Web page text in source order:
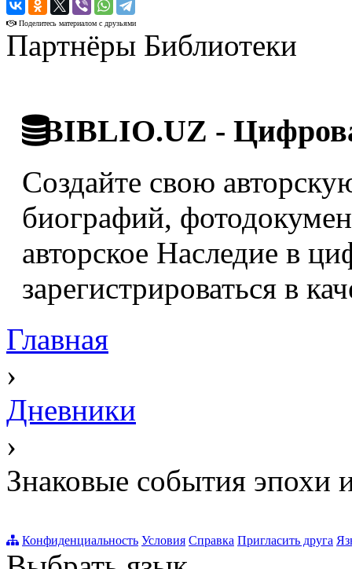
Поделитесь материалом с друзьями
Партнёры Библиотеки
BIBLIO.UZ -
Создайте свою
биографий,
авторское Наследие в
зарегистрироваться в
Главная
›
Дневники
›
Знаковые события
Конфиденциальность Условия Справка Пригласить друга